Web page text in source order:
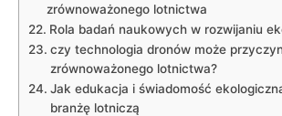
zrównoważonego lotnictwa
Rola badań naukowych w rozwijaniu
czy technologia dronów może
zrównoważonego lotnictwa?
Jak edukacja i świadomość
branżę lotniczą